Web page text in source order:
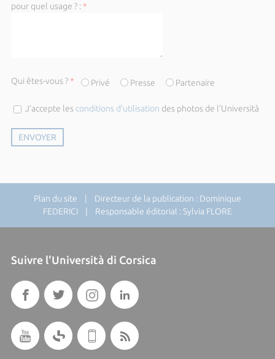
pour quel usage ? :*
Qui êtes-vous ?* Privé Presse Partenaire
J’accepte les conditions d’utilisation des photos de l'Università
Plan du site | Directeur de la publication : Dominique
FEDERICI | Responsable éditorial : Sylvia FLORE
Suivre l'Università di Corsica